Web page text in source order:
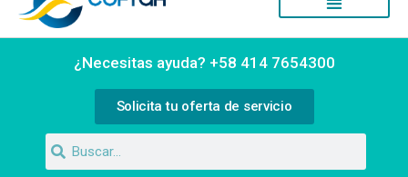
¿Necesitas ayuda? +58 414 7654300
Solicita tu oferta de servicio